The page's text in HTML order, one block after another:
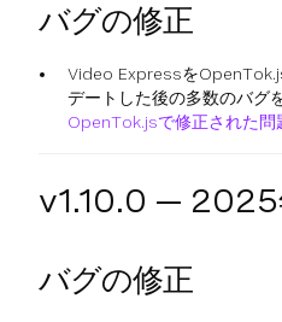
バグの修正
Video Expressを
デートした後の多数のバグ
OpenTok.jsで修正された問
v1.10.0 — 2025
バグの修正